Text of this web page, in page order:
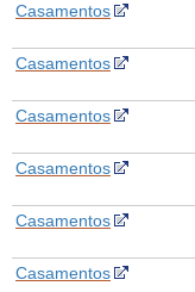
Casamentos
Casamentos
Casamentos
Casamentos
Casamentos
Casamentos